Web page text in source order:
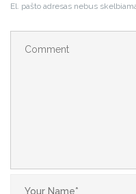
El. pašto adresas nebus